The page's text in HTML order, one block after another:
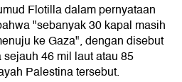
Flotilla dalam pernyataan
"sebanyak 30 kapal masih
ke Gaza", dengan disebut
46 mil laut atau 85
Palestina tersebut.